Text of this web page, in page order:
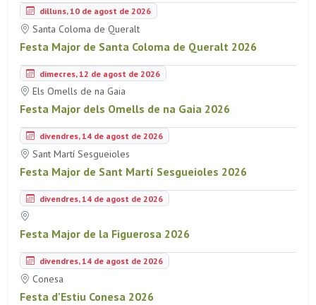
dilluns, 10 de agost de 2026
Santa Coloma de Queralt
Festa Major de Santa Coloma de Queralt 2026
dimecres, 12 de agost de 2026
Els Omells de na Gaia
Festa Major dels Omells de na Gaia 2026
divendres, 14 de agost de 2026
Sant Martí Sesgueioles
Festa Major de Sant Martí Sesgueioles 2026
divendres, 14 de agost de 2026
Festa Major de la Figuerosa 2026
divendres, 14 de agost de 2026
Conesa
Festa d'Estiu Conesa 2026